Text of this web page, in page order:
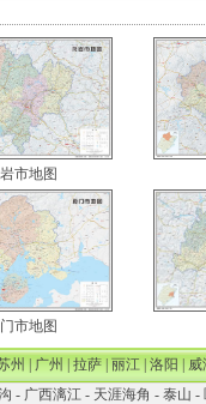
市地图
市地图
州|广州|拉萨|丽江|洛阳|威
- 广西漓江- 天涯海角 - 泰山 -